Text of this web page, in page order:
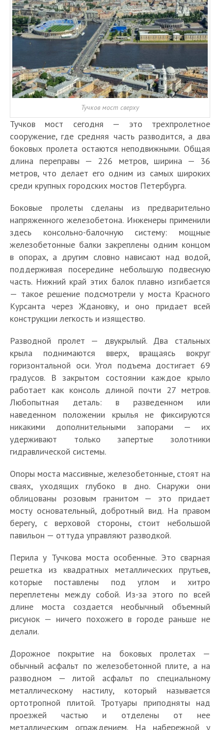
Тучков мост сверху
Тучков мост сегодня — это трехпролетное
сооружение, где средняя часть разводится, а два
боковых пролета остаются неподвижными. Общая
длина переправы — 226 метров, ширина — 36
метров, что делает его одним из самых широких
среди крупных городских мостов Петербурга.
Боковые пролеты сделаны из предварительно
напряженного железобетона. Инженеры применили
здесь консольно-балочную систему: мощные
железобетонные балки закреплены одним концом
в опорах, а другим словно нависают над водой,
поддерживая посередине небольшую подвесную
часть. Нижний край этих балок плавно изгибается
— такое решение подсмотрели у моста Красного
Курсанта через Ждановку, и оно придает всей
конструкции легкость и изящество.
Разводной пролет — двукрылый. Два стальных
крыла поднимаются вверх, вращаясь вокруг
горизонтальной оси. Угол подъема достигает 69
градусов. В закрытом состоянии каждое крыло
работает как консоль длиной почти 27 метров.
Любопытная деталь: в разведенном или
наведенном положении крылья не фиксируются
никакими дополнительными запорами — их
удерживают только запертые золотники
гидравлической системы.
Опоры моста массивные, железобетонные, стоят на
сваях, уходящих глубоко в дно. Снаружи они
облицованы розовым гранитом — это придает
мосту основательный, добротный вид. На правом
берегу, с верховой стороны, стоит небольшой
павильон — оттуда управляют разводкой.
Перила у Тучкова моста особенные. Это сварная
решетка из квадратных металлических прутьев,
которые поставлены под углом и хитро
переплетены между собой. Из-за этого по всей
длине моста создается необычный объемный
рисунок — ничего похожего в городе раньше не
делали.
Дорожное покрытие на боковых пролетах —
обычный асфальт по железобетонной плите, а на
разводном — литой асфальт по специальному
металлическому настилу, который называется
ортотропной плитой. Тротуары приподняты над
проезжей частью и отделены от нее
металлическим ограждением. На набережной у